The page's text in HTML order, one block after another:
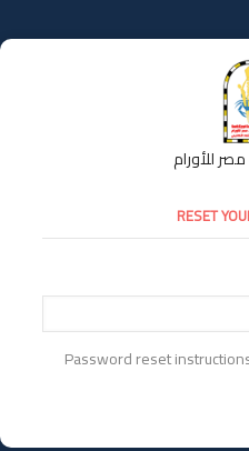
للأورام
RESET
Password reset